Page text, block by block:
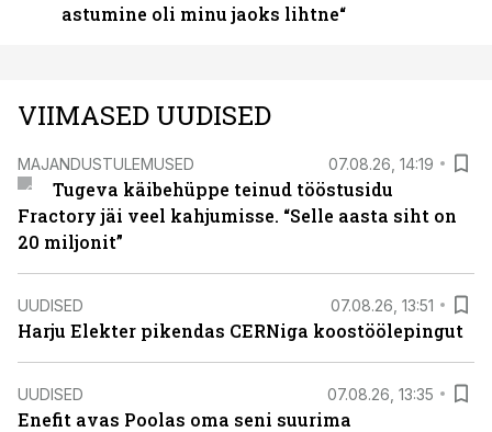
astumine oli minu jaoks lihtne“
VIIMASED UUDISED
MAJANDUSTULEMUSED 07.08.26, 14:19
Tugeva käibehüppe teinud tööstusidu
Fractory jäi veel kahjumisse. “Selle aasta siht on
20 miljonit”
UUDISED 07.08.26, 13:51
Harju Elekter pikendas CERNiga koostöölepingut
UUDISED 07.08.26, 13:35
Enefit avas Poolas oma seni suurima